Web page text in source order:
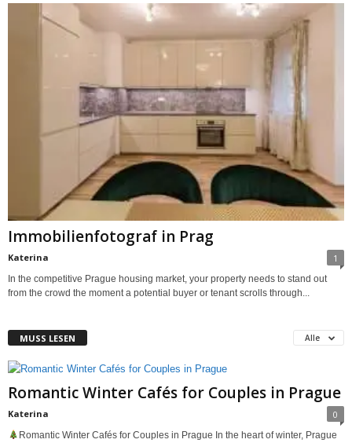
Immobilienfotograf in Prag
Katerina 1
In the competitive Prague housing market, your property needs to stand out
from the crowd the moment a potential buyer or tenant scrolls through...
MUSS LESEN Alle
Romantic Winter Cafés for Couples in Prague
Katerina 0
Romantic Winter Cafés for Couples in Prague In the heart of winter, Prague